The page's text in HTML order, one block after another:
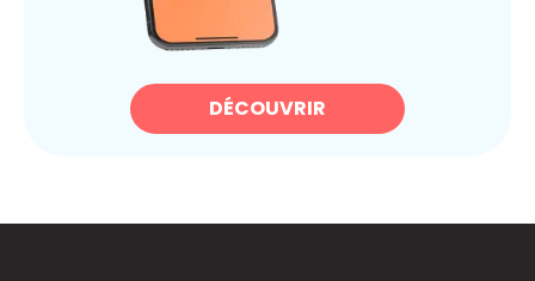
DÉCOUVRIR